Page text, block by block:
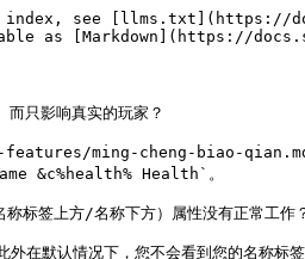
index, see [llms.txt](https://
as [Markdown](https://
只影响真实的玩家？
ming-cheng-biao-
&c%health% Health`。
签上方/名称下方）属性没有正常工作
外在默认情况下，您不会看到您的名